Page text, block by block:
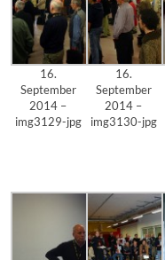
16.
September
2014 –
img3129-jpg
16.
September
2014 –
img3130-jpg